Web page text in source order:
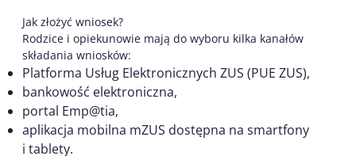
Jak złożyć wniosek?
Rodzice i opiekunowie mają do wyboru kilka kanałów
składania wniosków:
Platforma Usług Elektronicznych ZUS (PUE ZUS),
bankowość elektroniczna,
portal Emp@tia,
aplikacja mobilna mZUS dostępna na smartfony
i tablety.